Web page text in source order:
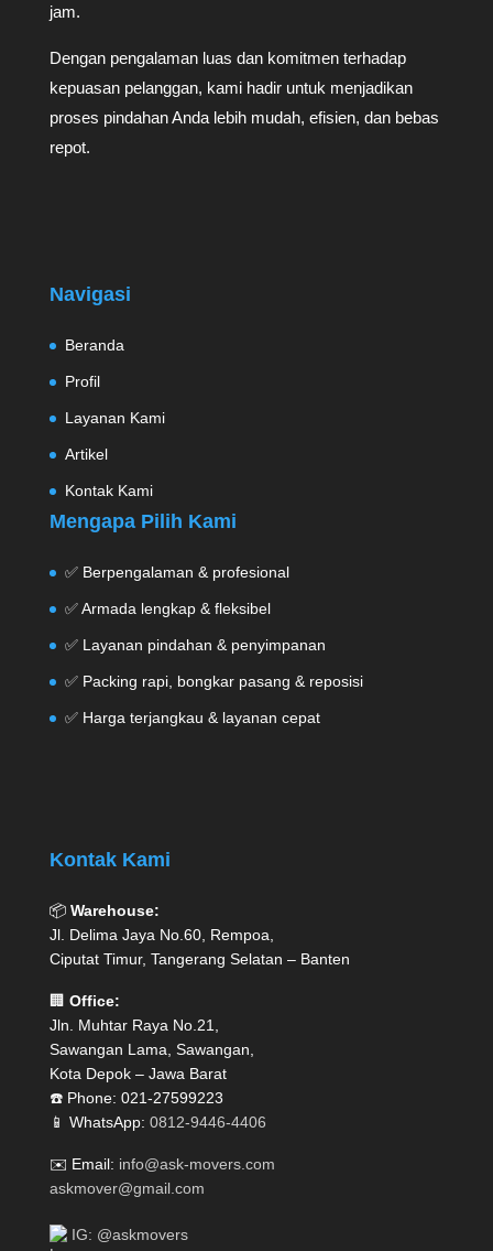
jam.
Dengan pengalaman luas dan komitmen terhadap
kepuasan pelanggan, kami hadir untuk menjadikan
proses pindahan Anda lebih mudah, efisien, dan bebas
repot.
Navigasi
Beranda
Profil
Layanan Kami
Artikel
Kontak Kami
Mengapa Pilih Kami
✅ Berpengalaman & profesional
✅ Armada lengkap & fleksibel
✅ Layanan pindahan & penyimpanan
✅ Packing rapi, bongkar pasang & reposisi
✅ Harga terjangkau & layanan cepat
Kontak Kami
📦 Warehouse:
Jl. Delima Jaya No.60, Rempoa,
Ciputat Timur, Tangerang Selatan – Banten
🏢 Office:
Jln. Muhtar Raya No.21,
Sawangan Lama, Sawangan,
Kota Depok – Jawa Barat
☎️ Phone: 021-27599223
📱 WhatsApp: 0812-9446-4406
✉️ Email: info@ask-movers.com
askmover@gmail.com
IG: @askmovers